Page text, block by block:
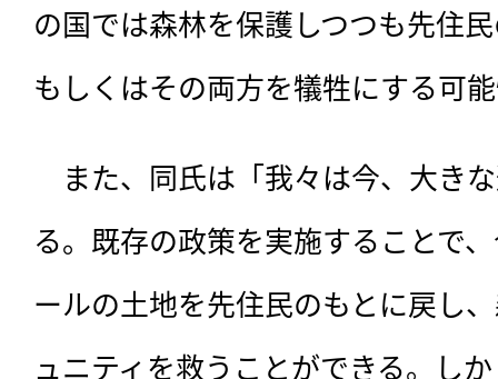
の国では森林を保護しつつも先住
もしくはその両方を犠牲にする可
また、同氏は「我々は今、大き
る。既存の政策を実施することで
ールの土地を先住民のもとに戻し
ュニティを救うことができる。し